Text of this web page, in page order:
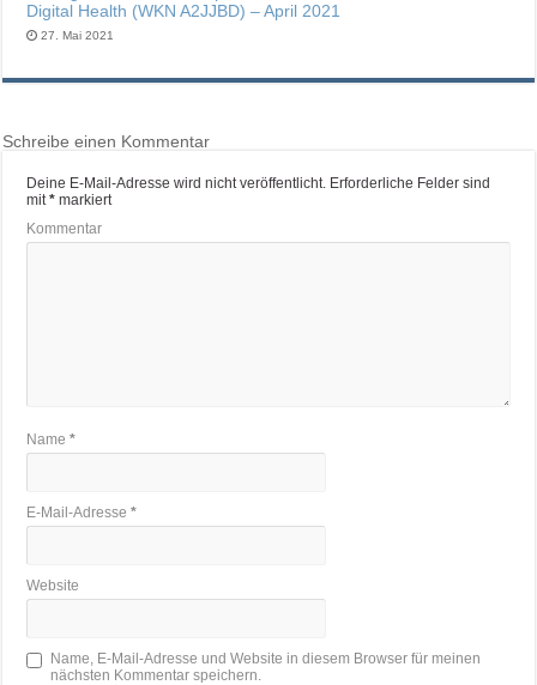
Digital Health (WKN A2JJBD) – April 2021
27. Mai 2021
Schreibe einen Kommentar
Deine E-Mail-Adresse wird nicht veröffentlicht. Erforderliche Felder sind
mit* markiert
Kommentar
Name*
E-Mail-Adresse*
Website
Name, E-Mail-Adresse und Website in diesem Browser für meinen
nächsten Kommentar speichern.